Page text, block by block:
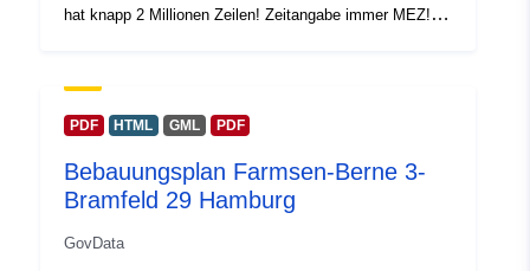
hat knapp 2 Millionen Zeilen! Zeitangabe immer MEZ!
"Luftgütemessstellen_Metadaten.csv" zu finden.
PDF HTML GML PDF
Bebauungsplan Farmsen-Berne 3-
Bramfeld 29 Hamburg
GovData